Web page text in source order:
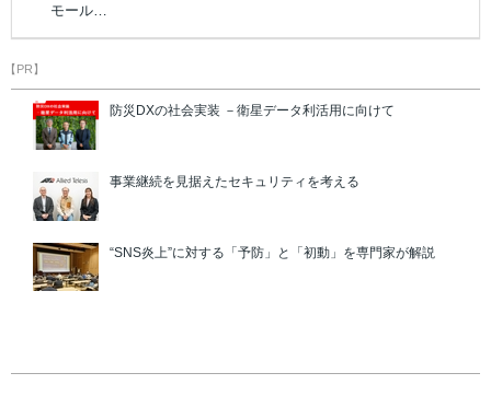
モール…
【PR】
防災DXの社会実装 －衛星データ利活用に向けて
事業継続を見据えたセキュリティを考える
“SNS炎上”に対する「予防」と「初動」を専門家が解説